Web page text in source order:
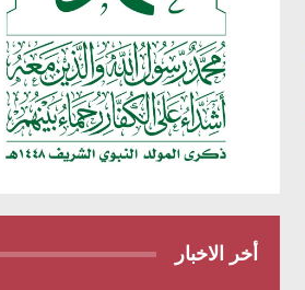
أخر الاخبار